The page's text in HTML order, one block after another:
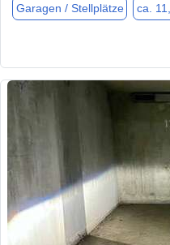
Garagen / Stellplätze ca.